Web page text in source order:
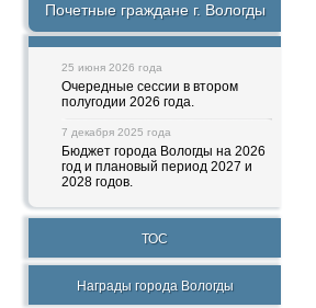
Почетные граждане г. Вологды
25 июня 2026 года
Очередные сессии в втором
полугодии 2026 года.
7 декабря 2025 года
Бюджет города Вологды на 2026
год и плановый период 2027 и
2028 годов.
ТОС
Награды города Вологды